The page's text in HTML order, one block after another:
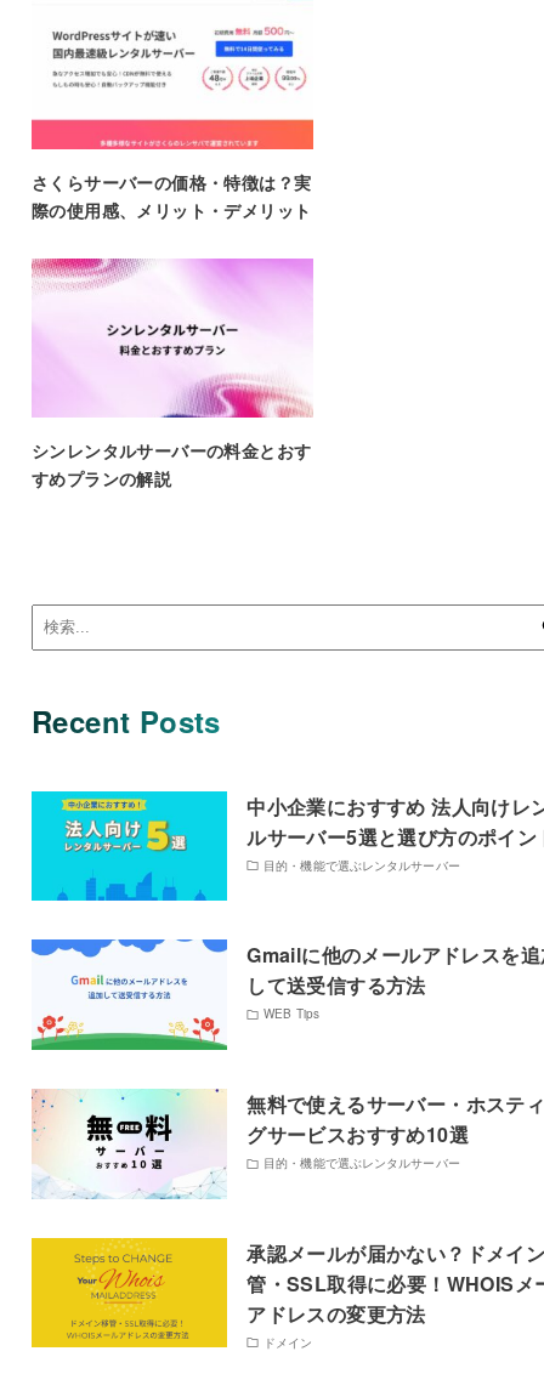
さくらサーバーの価格・特徴は？実
際の使用感、メリット・デメリット
シンレンタルサーバーの料金とおす
すめプランの解説
Recent Posts
中小企業におすすめ 法人向けレ
ルサーバー5選と選び方のポイン
目的・機能で選ぶレンタルサーバー
Gmailに他のメールアドレスを
して送受信する方法
WEB Tips
無料で使えるサーバー・ホステ
グサービスおすすめ10選
目的・機能で選ぶレンタルサーバー
承認メールが届かない？ドメイ
管・SSL取得に必要！WHOISメ
アドレスの変更方法
ドメイン